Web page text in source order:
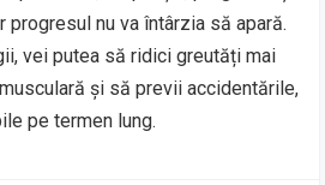
progresul nu va întârzia să apară.
vei putea să ridici greutăți mai
și să previi accidentările,
pe termen lung.